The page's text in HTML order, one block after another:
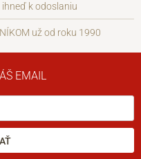
ihneď k odoslaniu
už od roku 1990
EMAIL